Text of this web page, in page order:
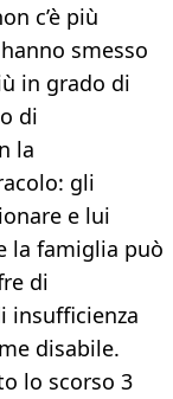
c’è più
smesso
in grado di
di
la
gli
e lui
la famiglia può
di
insufficienza
disabile.
lo scorso 3